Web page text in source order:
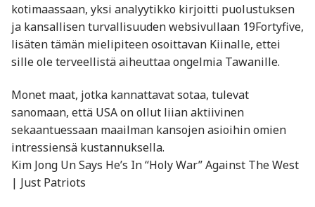
kotimaassaan, yksi analyytikko kirjoitti puolustuksen
ja kansallisen turvallisuuden websivullaan 19Fortyfive,
lisäten tämän mielipiteen osoittavan Kiinalle, ettei
sille ole terveellistä aiheuttaa ongelmia Tawanille.
Monet maat, jotka kannattavat sotaa, tulevat
sanomaan, että USA on ollut liian aktiivinen
sekaantuessaan maailman kansojen asioihin omien
intressiensä kustannuksella.
Kim Jong Un Says He’s In “Holy War” Against The West
| Just Patriots